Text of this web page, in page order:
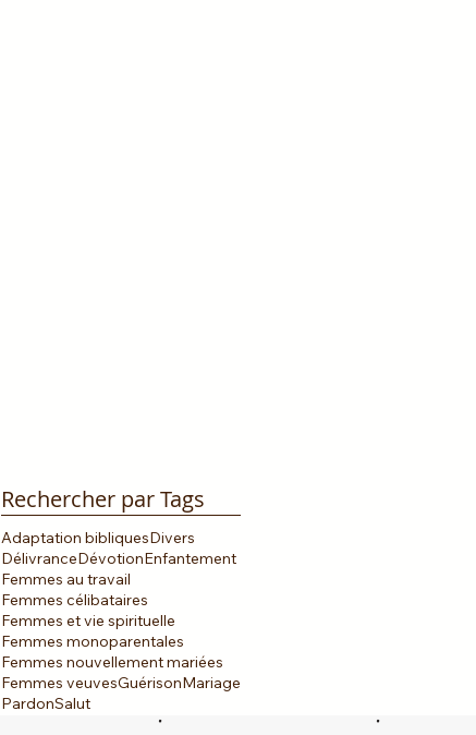
Rechercher par Tags
Adaptation bibliquesDivers
DélivranceDévotionEnfantement
Femmes au travail
Femmes célibataires
Femmes et vie spirituelle
Femmes monoparentales
Femmes nouvellement mariées
Femmes veuvesGuérisonMariage
PardonSalut